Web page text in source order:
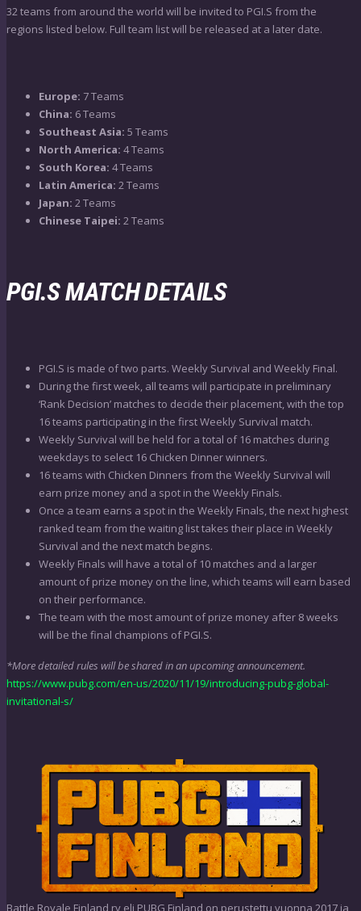
32 teams from around the world will be invited to PGI.S from the
regions listed below. Full team list will be released at a later date.
Europe: 7 Teams
China: 6 Teams
Southeast Asia: 5 Teams
North America: 4 Teams
South Korea: 4 Teams
Latin America: 2 Teams
Japan: 2 Teams
Chinese Taipei: 2 Teams
PGI.S MATCH DETAILS
PGI.S is made of two parts. Weekly Survival and Weekly Final.
During the first week, all teams will participate in preliminary
‘Rank Decision’ matches to decide their placement, with the top
16 teams participating in the first Weekly Survival match.
Weekly Survival will be held for a total of 16 matches during
weekdays to select 16 Chicken Dinner winners.
16 teams with Chicken Dinners from the Weekly Survival will
earn prize money and a spot in the Weekly Finals.
Once a team earns a spot in the Weekly Finals, the next highest
ranked team from the waiting list takes their place in Weekly
Survival and the next match begins.
Weekly Finals will have a total of 10 matches and a larger
amount of prize money on the line, which teams will earn based
on their performance.
The team with the most amount of prize money after 8 weeks
will be the final champions of PGI.S.
*More detailed rules will be shared in an upcoming announcement.
https://www.pubg.com/en-us/2020/11/19/introducing-pubg-global-
invitational-s/
Battle Royale Finland ry eli PUBG Finland on perustettu vuonna 2017 ja